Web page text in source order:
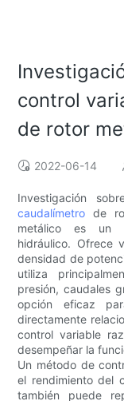
control
de rotor
2022-06-14
Investigación
caudalímetro de
metálico es un
hidráulico. Ofrece
densidad de
utiliza
presión, caudales
opción eficaz
directamente
control variable
desempeñar la
Un método de
el rendimiento del
también puede